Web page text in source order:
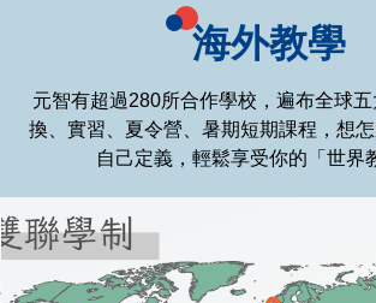
海外教學
元智有超過280所合作學校，遍布全球
換、實習、夏令營、暑期短期課程，想
自己定義，輕鬆享受你的「世界